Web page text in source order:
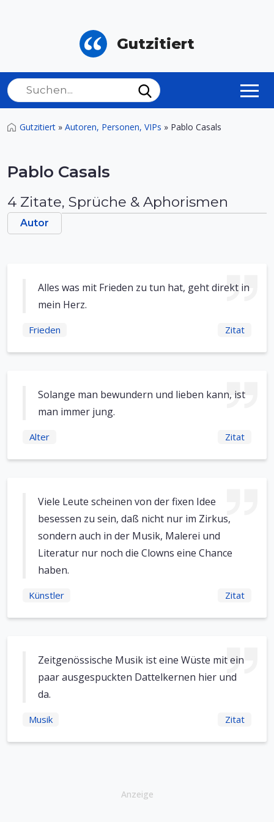
Gutzitiert
Gutzitiert » Autoren, Personen, VIPs » Pablo Casals
Pablo Casals
4 Zitate, Sprüche & Aphorismen
Autor
Alles was mit Frieden zu tun hat, geht direkt in
mein Herz.
Frieden Zitat
Solange man bewundern und lieben kann, ist
man immer jung.
Alter Zitat
Viele Leute scheinen von der fixen Idee
besessen zu sein, daß nicht nur im Zirkus,
sondern auch in der Musik, Malerei und
Literatur nur noch die Clowns eine Chance
haben.
Künstler Zitat
Zeitgenössische Musik ist eine Wüste mit ein
paar ausgespuckten Dattelkernen hier und
da.
Musik Zitat
Anzeige